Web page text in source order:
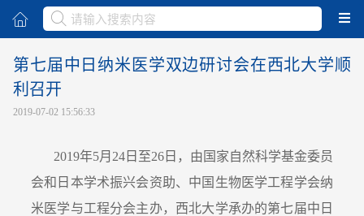
取消
第七届中日纳米医学双边研讨会在西北大学顺
利召开
2019-07-02 15:56:33
2019年5月24日至26日，由国家自然科学基金委员
会和日本学术振兴会资助、中国生物医学工程学会纳
米医学与工程分会主办，西北大学承办的第七届中日